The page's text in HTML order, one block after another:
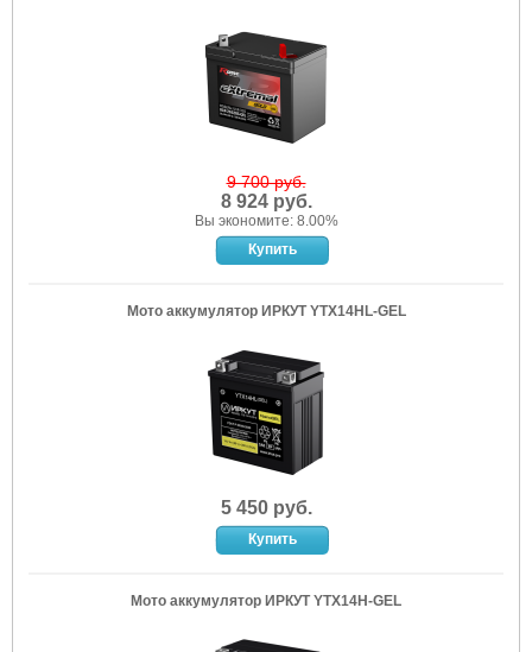
9 700 руб.
8 924 руб.
Вы экономите: 8.00%
Мото аккумулятор ИРКУТ YTX14HL-GEL
5 450 руб.
Мото аккумулятор ИРКУТ YTX14H-GEL